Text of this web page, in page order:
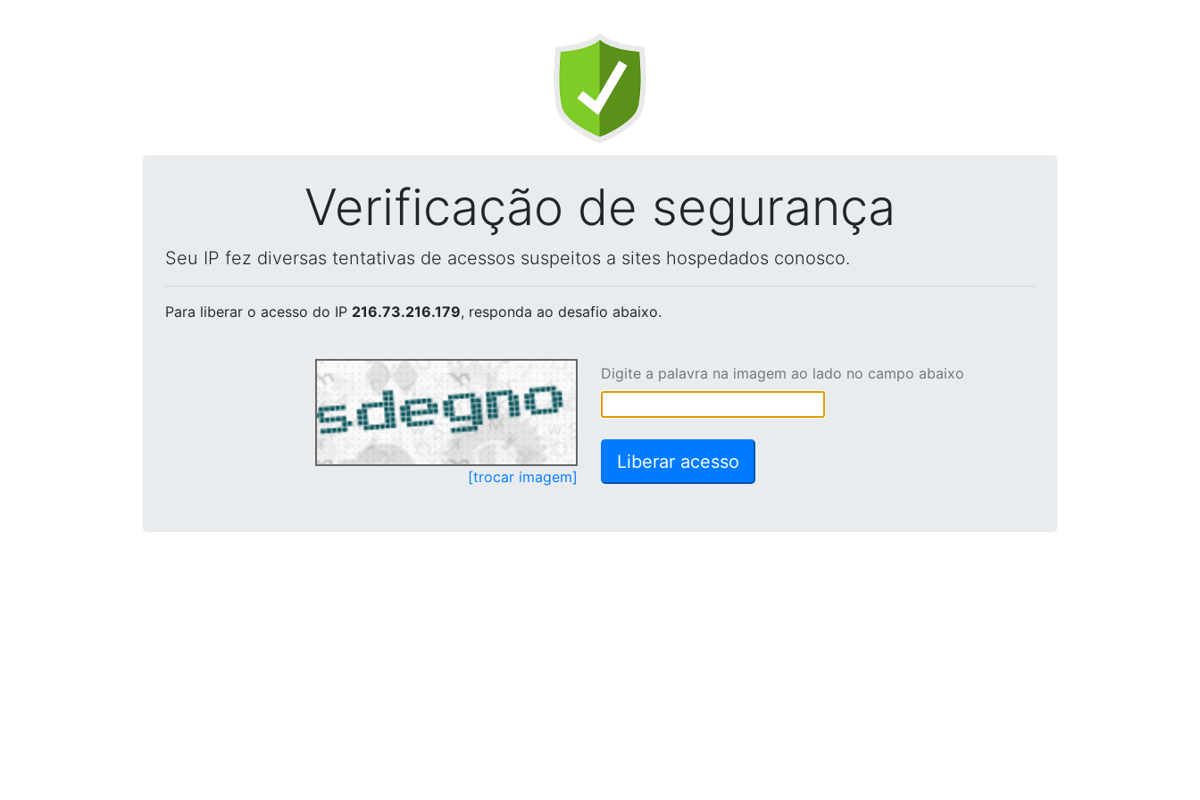
Verificação de segurança
Seu IP fez diversas tentativas de acessos suspeitos a sites hospedados conosco.
Para liberar o acesso do IP 216.73.216.179, responda ao desafio abaixo.
[trocar imagem]
Digite a palavra na imagem ao lado no campo abaixo